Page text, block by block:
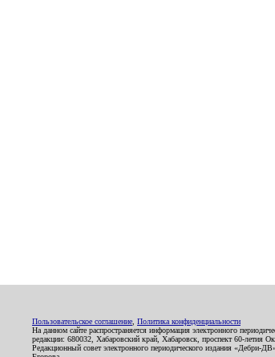
Пользовательское соглашение Политика конфиденциальности
На данном сайте распространяется информация электронного
редакции: 680032, Хабаровский край, Хабаровск, проспект 60-летия
Редакционный совет электронного периодического издания